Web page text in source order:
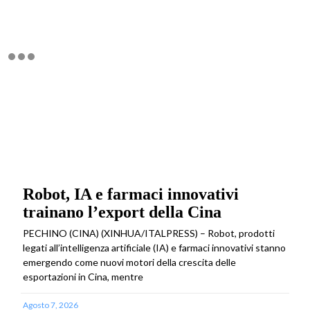
Robot, IA e farmaci innovativi
trainano l’export della Cina
PECHINO (CINA) (XINHUA/ITALPRESS) – Robot, prodotti
legati all’intelligenza artificiale (IA) e farmaci innovativi stanno
emergendo come nuovi motori della crescita delle
esportazioni in Cina, mentre
Agosto 7, 2026